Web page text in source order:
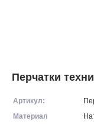
Перчатки
Артикул:
Материал